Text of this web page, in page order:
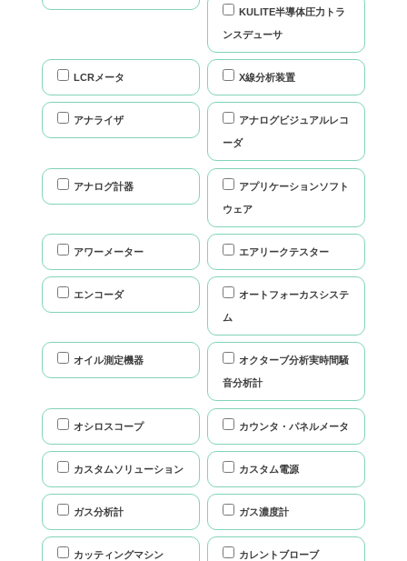
KULITE半導体圧力トラ
ンスデューサ
LCRメータ X線分析装置
アナライザ アナログビジュアルレコ
ーダ
アナログ計器 アプリケーションソフト
ウェア
アワーメーター エアリークテスター
エンコーダ オートフォーカスシステ
ム
オイル測定機器 オクターブ分析実時間騒
音分析計
オシロスコープ カウンタ・パネルメータ
カスタムソリューション カスタム電源
ガス分析計 ガス濃度計
カッティングマシン カレントブローブ